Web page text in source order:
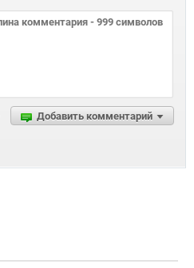
Добавить комментарий